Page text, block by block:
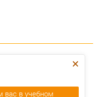
вас в учебном